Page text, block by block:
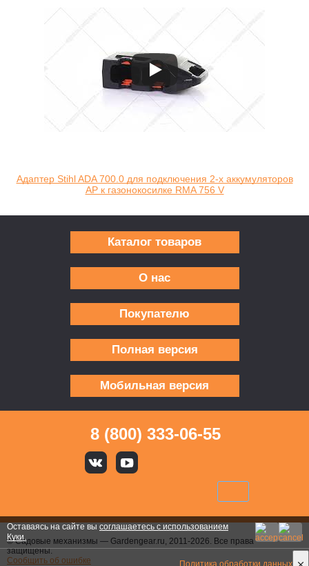
Адаптер Stihl ADA 700.0 для подключения 2-х аккумуляторов
AP к газонокосилке RMA 756 V
Каталог товаров
О нас
Покупателю
Полная версия
Мобильная версия
8 (800) 333-06-55
© Садовые механизмы — Gardengear.ru, 2011-2026. Все права
защищены.
Сообщить об ошибке
Политика обработки данных
Оставаясь на сайте вы соглашаетесь с использованием
Куки.